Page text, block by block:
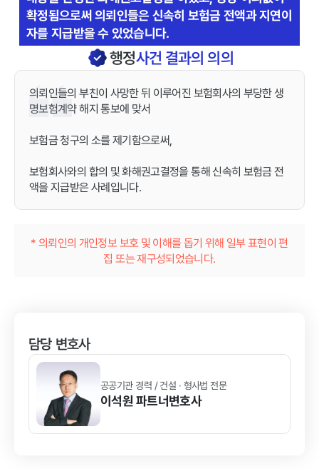
확정됨으로써 의뢰인들은 신속히 보험금 전액과 지연이
자를 지급받을 수 있었습니다.
행정사건 결과의 의의
의뢰인들의 부친이 사망한 뒤 이루어진 보험회사의 부당한 생
명보험계약 해지 통보에 맞서
보험금 청구의 소를 제기함으로써,
보험회사와의 합의 및 화해권고결정을 통해 신속히 보험금 전
액을 지급받은 사례입니다.
* 의뢰인의 개인정보 보호 및 이해를 돕기 위해 일부 표현이 편
집 또는 재구성되었습니다.
담당 변호사
공공기관 경력 / 건설 · 형사법 전문
이석원파트너변호사